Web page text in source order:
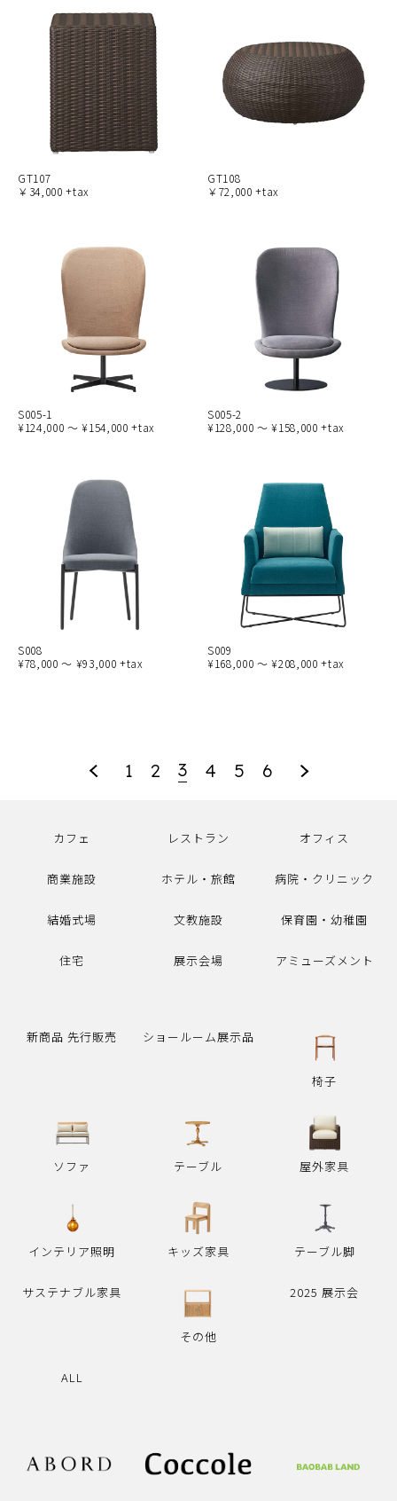
GT107
￥34,000 +tax
GT108
￥72,000 +tax
S005-1
¥124,000 ～ ¥154,000 +tax
S005-2
¥128,000 ～ ¥158,000 +tax
S008
¥78,000 ～ ¥93,000 +tax
S009
¥168,000 ～ ¥208,000 +tax
1 2 3 4 5 6
カフェ レストラン オフィス
商業施設 ホテル・旅館 病院・クリニック
結婚式場 文教施設 保育園・幼稚園
住宅 展示会場 アミューズメント
新商品 先行販売 ショールーム展示品
椅子
ソファ テーブル 屋外家具
インテリア照明 キッズ家具 テーブル脚
サステナブル家具
その他
2025 展示会
ALL